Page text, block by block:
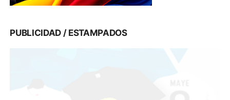
PUBLICIDAD / ESTAMPADOS